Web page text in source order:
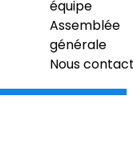
équipe
Assemblée
générale
Nous